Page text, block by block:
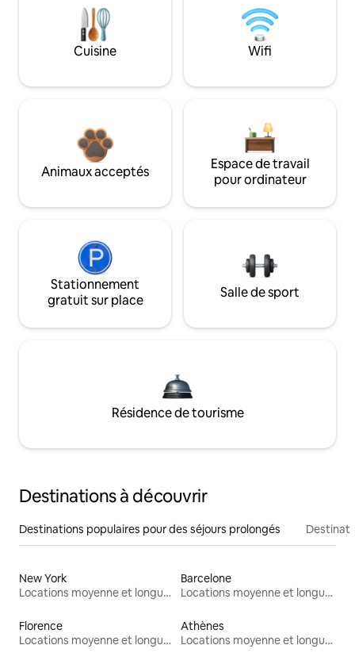
Cuisine Wifi
Animaux acceptés
Espace de travail
pour ordinateur
Stationnement
gratuit sur place
Salle de sport
Résidence de tourisme
Destinations à découvrir
Destinations populaires pour des séjours prolongés
New York
Locations moyenne et longue durée
Barcelone
Locations moyenne et longue durée
Florence
Locations moyenne et longue durée
Athènes
Locations moyenne et longue durée